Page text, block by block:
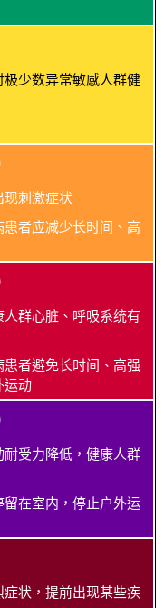
少数异常敏感人群健
现刺激症状
者应减少长时间、高
群心脏、呼吸系统有
者避免长时间、高强
运动
受力降低，健康人群
在室内，停止户外运
状，提前出现某些疾